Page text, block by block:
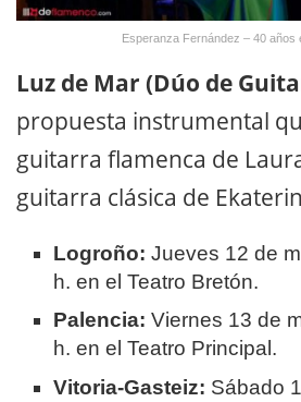
Esperanza Fernández – 40 años
Luz de Mar (Dúo de
propuesta instrumental
guitarra flamenca de
guitarra clásica de
Logroño: Jueves 12 de
h. en el Teatro Bretón.
Palencia: Viernes 13 de
h. en el Teatro Principal.
Vitoria-Gasteiz: Sábado